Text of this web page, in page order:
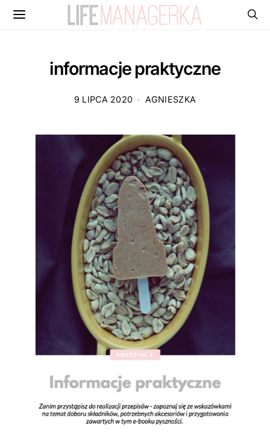
informacje praktyczne
9 LIPCA 2020 AGNIESZKA